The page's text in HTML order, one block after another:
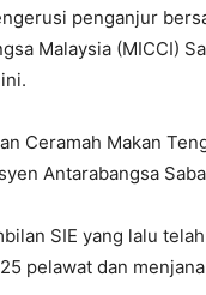
penganjur
Malaysia (MICCI)
Ceramah Makan
Antarabangsa
SIE yang lalu
pelawat dan